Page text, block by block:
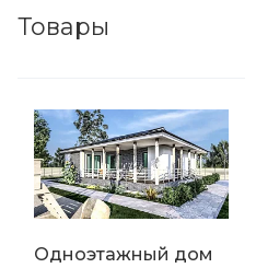
Товары
Одноэтажный дом